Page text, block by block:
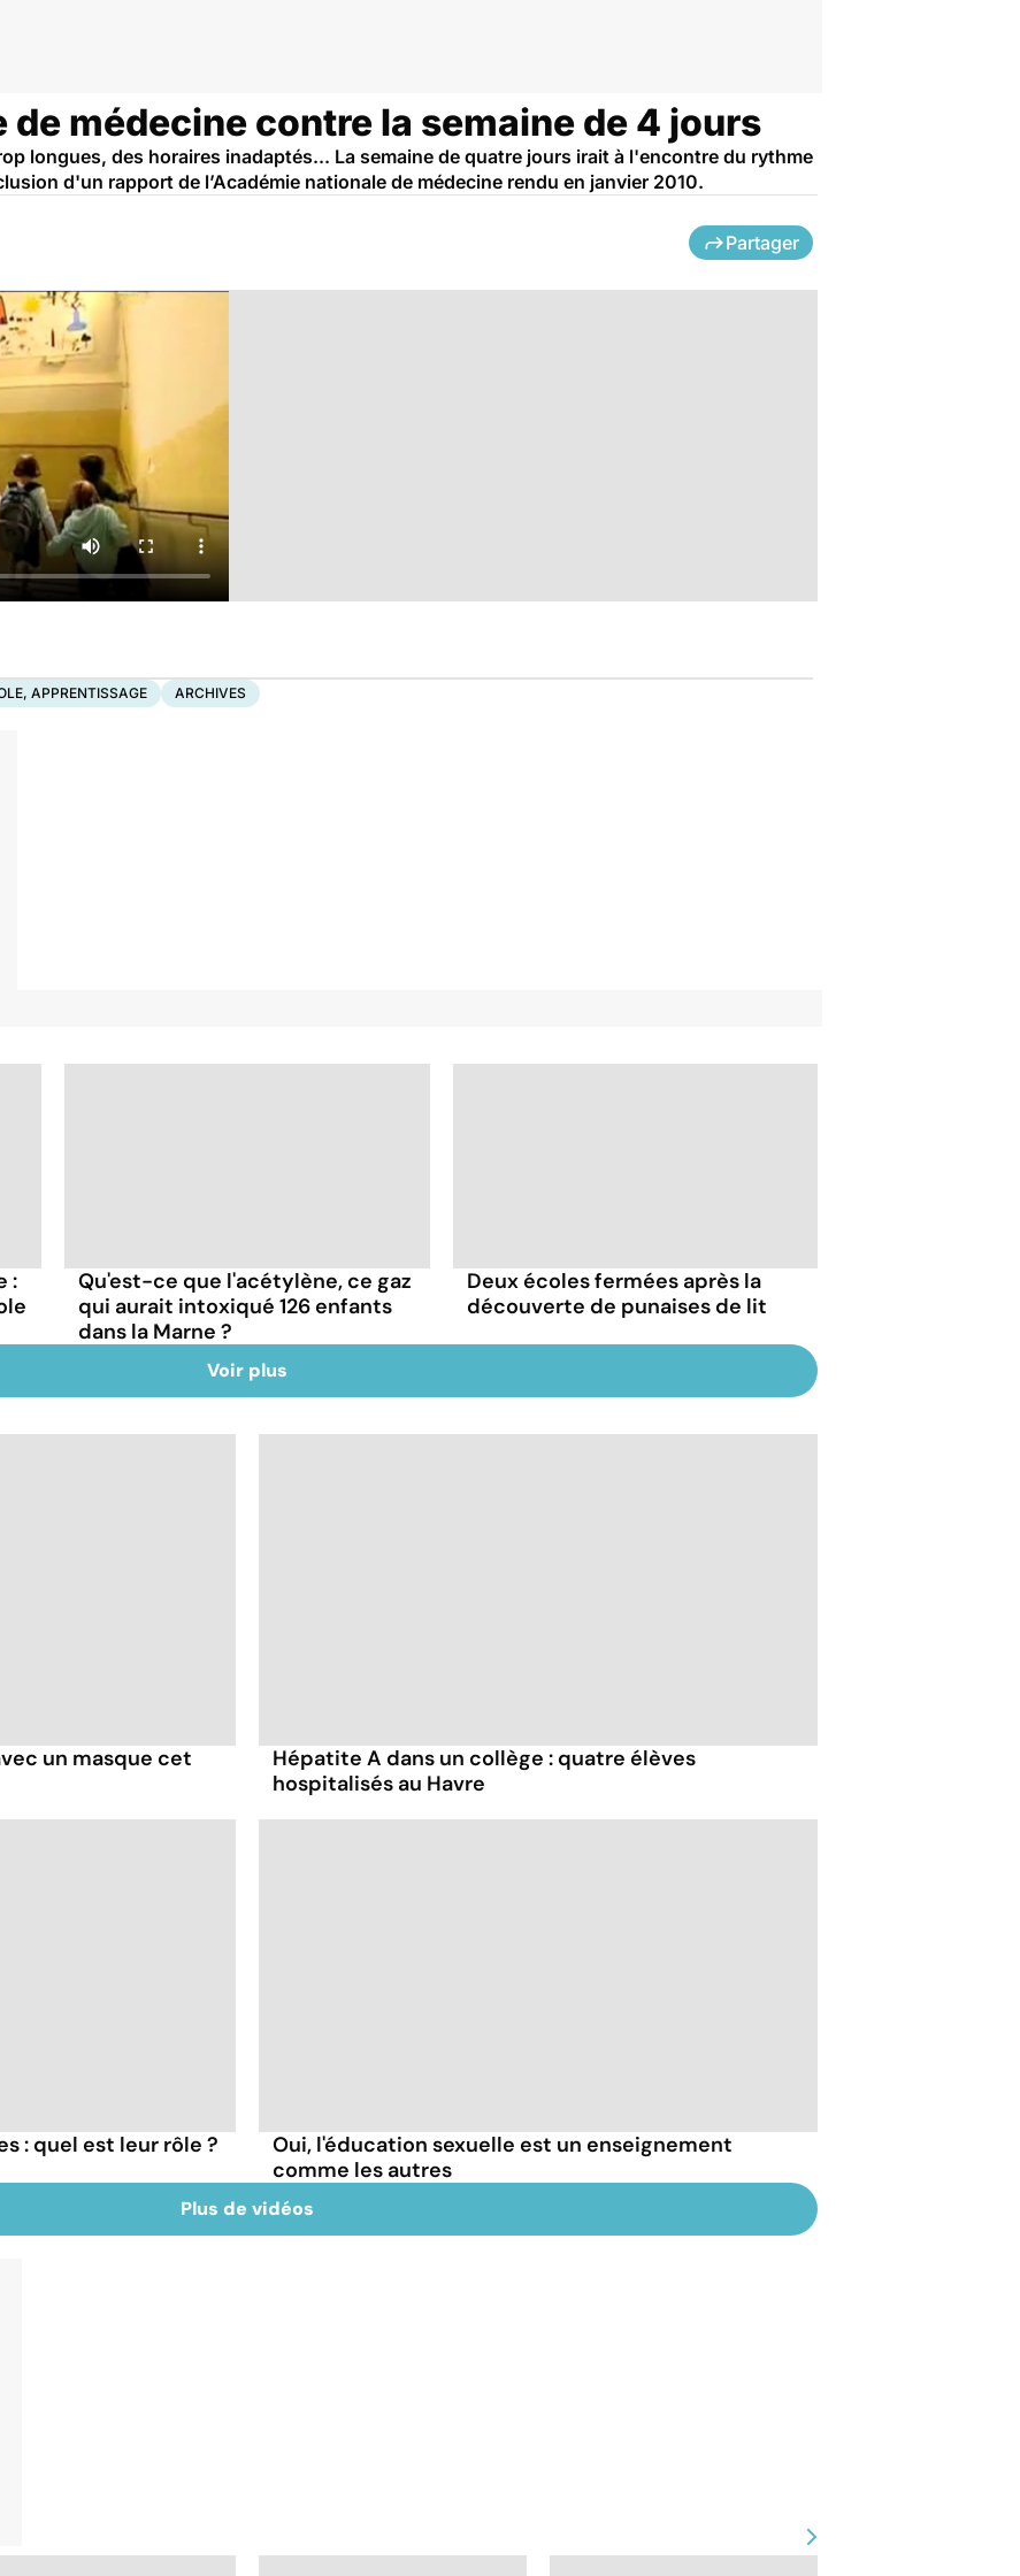
de médecine contre la semaine de 4 jours
longues, des horaires inadaptés... La semaine de quatre jours irait à l'encontre du rythme
d'un rapport de l’Académie nationale de médecine rendu en janvier 2010.
Partager
APPRENTISSAGE ARCHIVES
:
Qu'est-ce que l'acétylène, ce gaz
qui aurait intoxiqué 126 enfants
dans la Marne ?
Deux écoles fermées après la
découverte de punaises de lit
Voir plus
un masque cet
Hépatite A dans un collège : quatre élèves
hospitalisés au Havre
: quel est leur rôle ?
Oui, l'éducation sexuelle est un enseignement
comme les autres
Plus de vidéos